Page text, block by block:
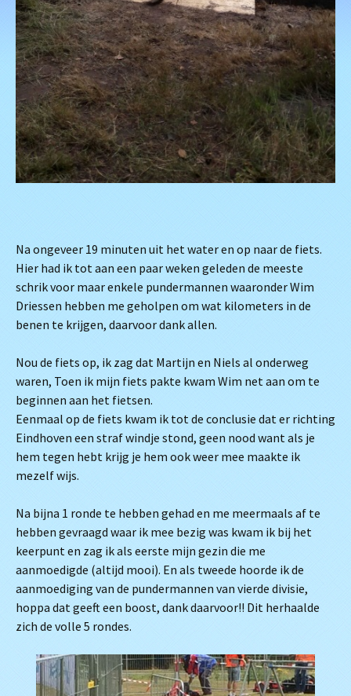
Na ongeveer 19 minuten uit het water en op naar de fiets.
Hier had ik tot aan een paar weken geleden de meeste
schrik voor maar enkele pundermannen waaronder Wim
Driessen hebben me geholpen om wat kilometers in de
benen te krijgen, daarvoor dank allen.
Nou de fiets op, ik zag dat Martijn en Niels al onderweg
waren, Toen ik mijn fiets pakte kwam Wim net aan om te
beginnen aan het fietsen.
Eenmaal op de fiets kwam ik tot de conclusie dat er richting
Eindhoven een straf windje stond, geen nood want als je
hem tegen hebt krijg je hem ook weer mee maakte ik
mezelf wijs.
Na bijna 1 ronde te hebben gehad en me meermaals af te
hebben gevraagd waar ik mee bezig was kwam ik bij het
keerpunt en zag ik als eerste mijn gezin die me
aanmoedigde (altijd mooi). En als tweede hoorde ik de
aanmoediging van de pundermannen van vierde divisie,
hoppa dat geeft een boost, dank daarvoor!! Dit herhaalde
zich de volle 5 rondes.